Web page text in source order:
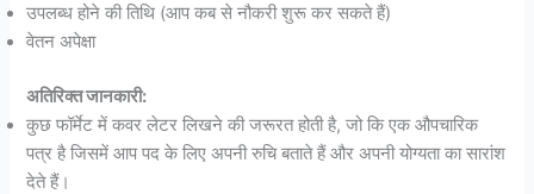
उपलब्ध होने की तिथि (आप कब से नौकरी शुरू कर सकते हैं)
वेतन अपेक्षा
अतिरिक्त जानकारी:
कुछ फॉर्मेट में कवर लेटर लिखने की जरूरत होती है, जो कि एक औपचारिक
पत्र है जिसमें आप पद के लिए अपनी रुचि बताते हैं और अपनी योग्यता का सारांश
देते हैं।